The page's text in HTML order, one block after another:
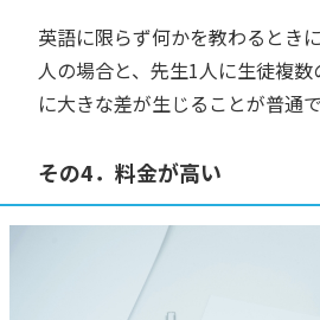
英語に限らず何かを教わるとき
人の場合と、先生1人に生徒複
に大きな差が生じることが普通で
その4．料金が高い